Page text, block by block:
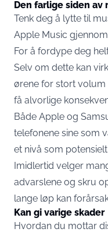
Den farlige siden av
Tenk deg å lytte til
Apple Music
For å fordype deg
Selv om dette kan
ørene for stort volum
få alvorlige
Både Apple og
telefonene sine som
et nivå som
Imidlertid velger
advarslene og skru
lange løp kan
Kan gi varige skader
Hvordan du mottar